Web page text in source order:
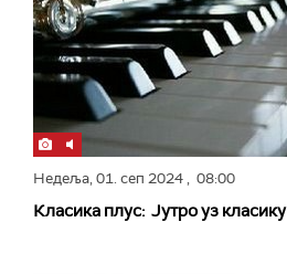
Недеља,01. сеп 2024, 08:00
Класика плус: Јутро уз класику